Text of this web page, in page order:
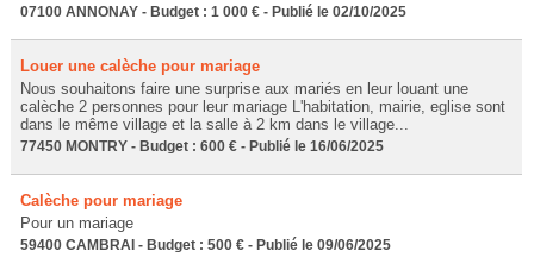
07100 ANNONAY - Budget : 1 000 € - Publié le 02/10/2025
Louer une calèche pour mariage
Nous souhaitons faire une surprise aux mariés en leur louant une
calèche 2 personnes pour leur mariage L'habitation, mairie, eglise sont
dans le même village et la salle à 2 km dans le village...
77450 MONTRY - Budget : 600 € - Publié le 16/06/2025
Calèche pour mariage
Pour un mariage
59400 CAMBRAI - Budget : 500 € - Publié le 09/06/2025